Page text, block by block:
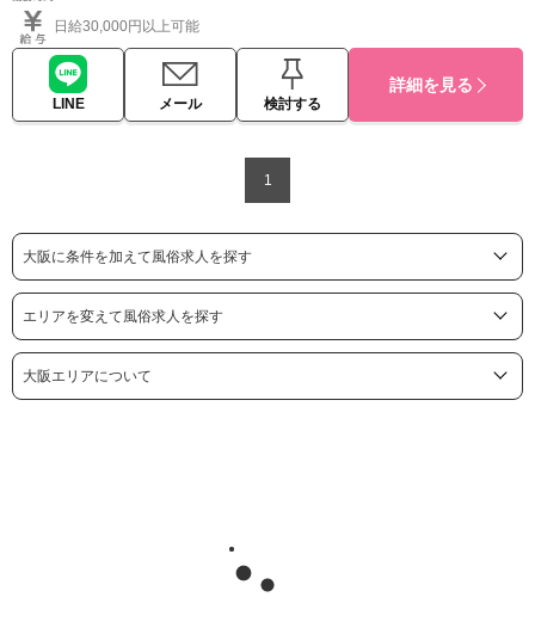
日給30,000円以上可能
LINE メール 検討する
詳細を見る
1
大阪に条件を加えて風俗求人を探す
エリアを変えて風俗求人を探す
大阪エリアについて